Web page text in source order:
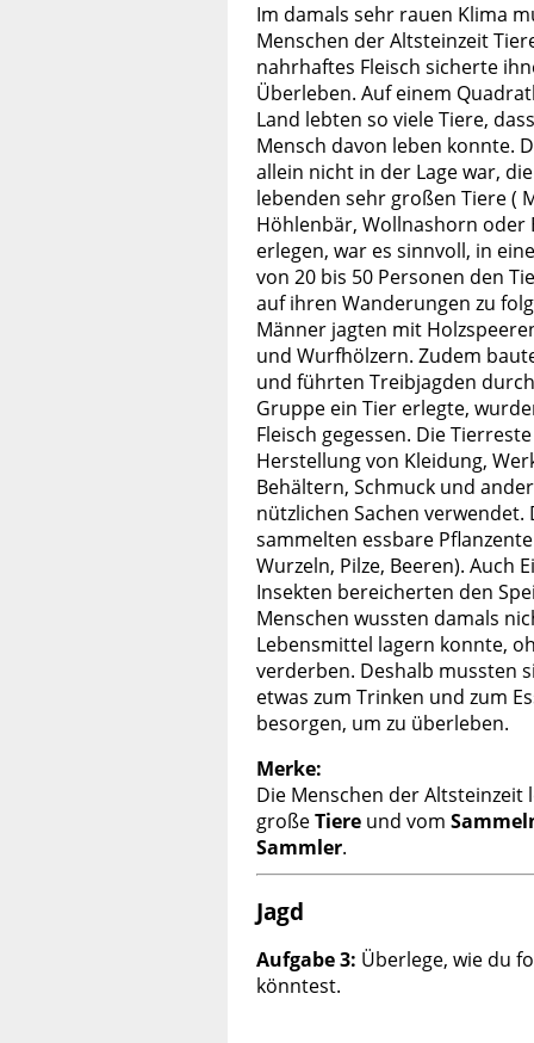
Im damals sehr rauen Klima
Menschen der Altsteinzeit
nahrhaftes Fleisch sicherte
Überleben. Auf einem
Land lebten so viele Tiere,
Mensch davon leben konnte.
allein nicht in der Lage war,
lebenden sehr großen Tiere (
Höhlenbär, Wollnashorn oder
erlegen, war es sinnvoll, in
von 20 bis 50 Personen den
auf ihren Wanderungen zu
Männer jagten mit
und Wurfhölzern. Zudem
und führten Treibjagden
Gruppe ein Tier erlegte,
Fleisch gegessen. Die
Herstellung von Kleidung,
Behältern, Schmuck und
nützlichen Sachen verwendet.
sammelten essbare
Wurzeln, Pilze, Beeren). Auch
Insekten bereicherten den
Menschen wussten damals
Lebensmittel lagern konnte,
verderben. Deshalb mussten
etwas zum Trinken und zum
besorgen, um zu überleben.
Merke:
Die Menschen der
großeTiere und vom
Sammler.
Jagd
Aufgabe 3: Überlege, wie du
könntest.